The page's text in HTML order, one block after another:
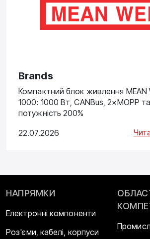
Brands
Компактний блок живлення MEAN
1000: 1000 Вт, CANBus, 2×MOPP
потужність 200%
22.07.2026
НАПРЯМКИ
Електронні компоненти
Роз'єми, кабелі, корпуси